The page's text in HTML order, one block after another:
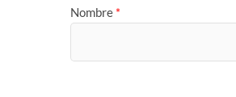
Nombre *